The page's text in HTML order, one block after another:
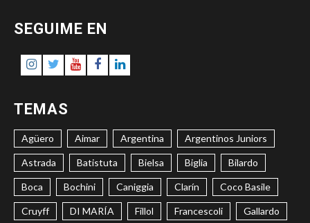
SITIO
SEGUIME EN
Instagram
Twitter
Youtube
Facebook
LinkedIn
TEMAS
Agüero Aimar Argentina Argentinos Juniors
Astrada Batistuta Bielsa Biglia Bilardo
Boca Bochini Caniggia Clarín Coco Basile
Cruyff DI MARÍA Fillol Francescoli Gallardo